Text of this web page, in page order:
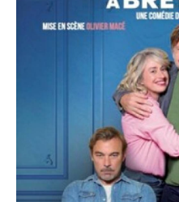
bretelles » joue un rôle
vraiment ?
Cette pièce, drôle et
parfois, les plus grandes
plus petites questions.